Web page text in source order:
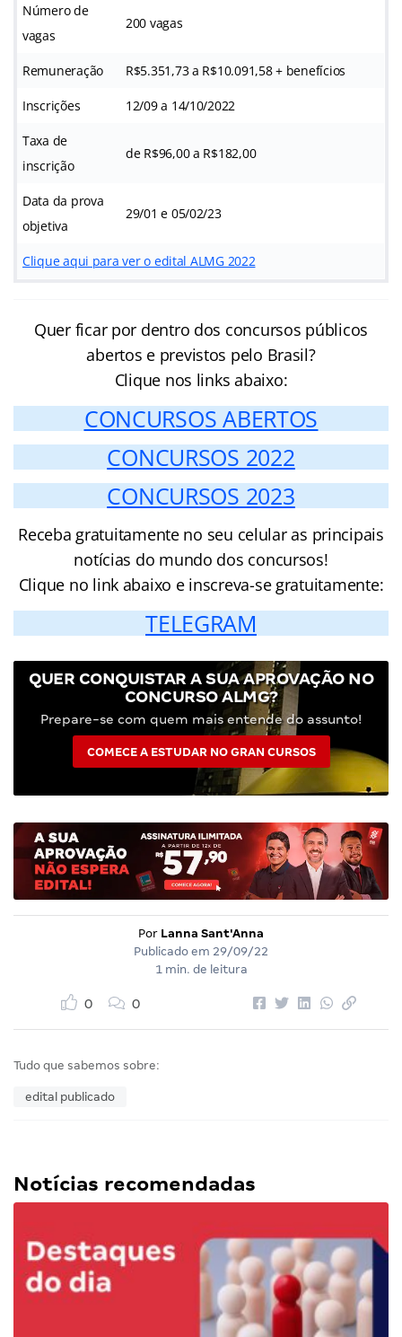
Número de
vagas
200 vagas
Remuneração R$5.351,73 a R$10.091,58 + benefícios
Inscrições 12/09 a 14/10/2022
Taxa de
inscrição
de R$96,00 a R$182,00
Data da prova
objetiva
29/01 e 05/02/23
Clique aqui para ver o edital ALMG 2022
Quer ficar por dentro dos concursos públicos
abertos e previstos pelo Brasil?
Clique nos links abaixo:
CONCURSOS ABERTOS
CONCURSOS 2022
CONCURSOS 2023
Receba gratuitamente no seu celular as principais
notícias do mundo dos concursos!
Clique no link abaixo e inscreva-se gratuitamente:
TELEGRAM
QUER CONQUISTAR A SUA APROVAÇÃO NO
CONCURSO ALMG?
Prepare-se com quem mais entende do assunto!
COMECE A ESTUDAR NO GRAN CURSOS
Por Lanna Sant'Anna
Publicado em 29/09/22
1 min. de leitura
0 0
Tudo que sabemos sobre:
edital publicado
Notícias recomendadas